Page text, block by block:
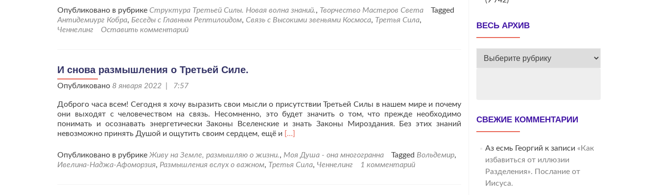
проПервая
встреча
Опубликовано в рубрике Структура Третьей Силы. Новая волна знаний., Творчество Мастеров Света
Tagged
Антидемиург Кобра, Беседы с Главным Рептилоидом, Связь с Высокими звеньями Космоса, Третья Сила,
Ченнелинг
Оставить комментарий
И снова размышления о Третьей Силе.
Опубликовано 8 января 2022 | 7:57
Доброго часа всем! Сегодня я хочу выразить свои мысли о присутствии Третьей Силы в нашем мире и почему
они выходят с человечеством на связь. Несомненно, это будет значить о том, что прежде необходимо
понимать и осознавать энергетически Законы Вселенские и знать Законы Мироздания. Без этих знаний
невозможно принять Душой и ощутить своим сердцем, ещё и Читать
проИ
снова
[…]
Опубликовано в рубрике Живу на Земле, размышляю о жизни., Моя Душа - она многогранна Tagged Вольдемир,
Ивелина-Наджа-Афоморзия, Размышления вслух о важном, Третья Сила, Ченнелинг 1 комментарий
ВЕСЬ АРХИВ
ВЕСЬ
СВЕЖИЕ КОММЕНТАРИИ
Аз есмь Георгий к записи «Как
избавиться от иллюзии
Разделения». Послание от
Иисуса.